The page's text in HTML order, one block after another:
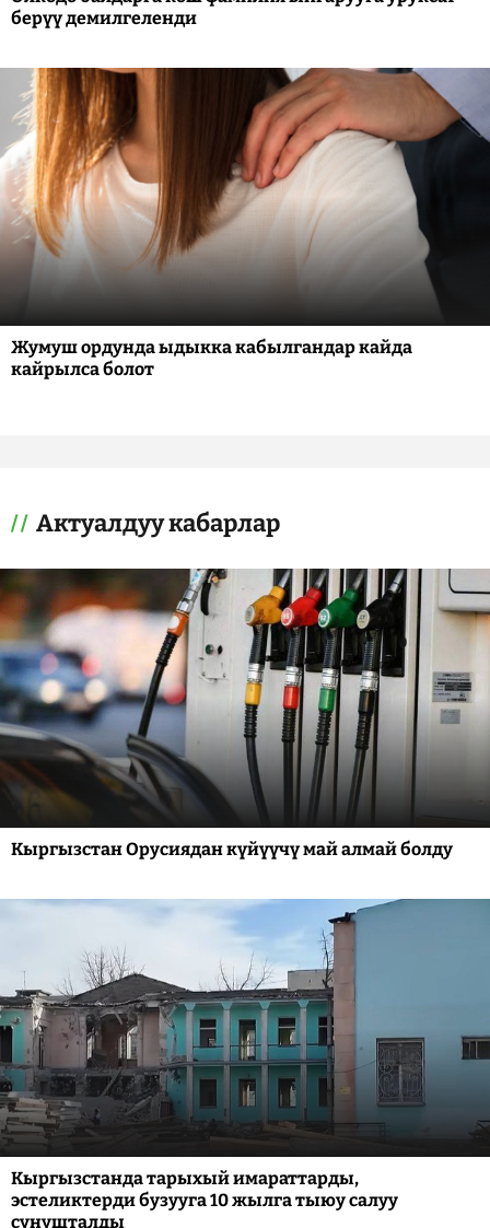
берүү демилгеленди
Жумуш ордунда ыдыкка кабылгандар кайда
кайрылса болот
Актуалдуу кабарлар
Кыргызстан Орусиядан күйүүчү май алмай болду
Кыргызстанда тарыхый имараттарды,
эстеликтерди бузууга 10 жылга тыюу салуу
сунушталды